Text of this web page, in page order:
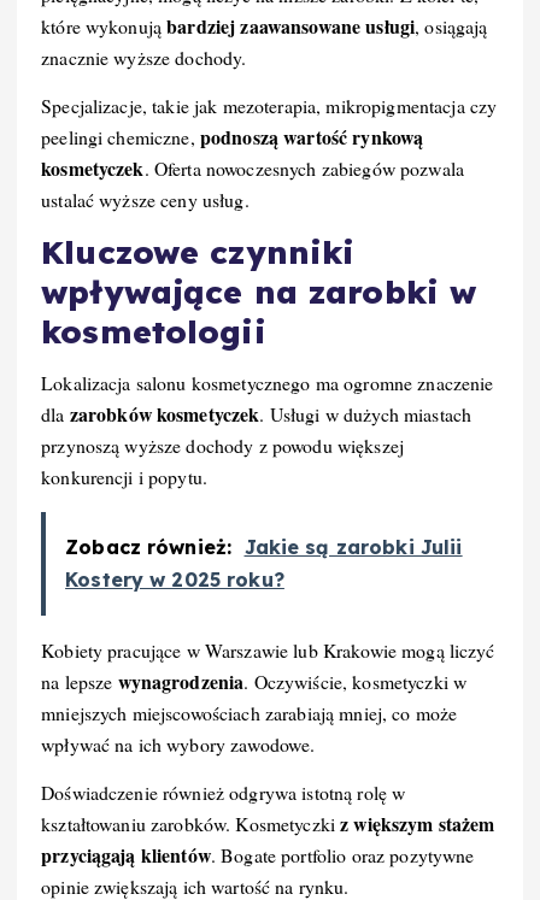
które wykonująbardziej zaawansowane usługi, osiągają
znacznie wyższe dochody.
Specjalizacje, takie jak mezoterapia, mikropigmentacja czy
peelingi chemiczne, podnoszą wartość rynkową
kosmetyczek. Oferta nowoczesnych zabiegów pozwala
ustalać wyższe ceny usług.
Kluczowe czynniki
wpływające na zarobki w
kosmetologii
Lokalizacja salonu kosmetycznego ma ogromne znaczenie
dla zarobków kosmetyczek. Usługi w dużych miastach
przynoszą wyższe dochody z powodu większej
konkurencji i popytu.
Zobacz również: Jakie są zarobki Julii
Kostery w 2025 roku?
Kobiety pracujące w Warszawie lub Krakowie mogą liczyć
na lepsze wynagrodzenia. Oczywiście, kosmetyczki w
mniejszych miejscowościach zarabiają mniej, co może
wpływać na ich wybory zawodowe.
Doświadczenie również odgrywa istotną rolę w
kształtowaniu zarobków. Kosmetyczkiz większym stażem
przyciągają klientów. Bogate portfolio oraz pozytywne
opinie zwiększają ich wartość na rynku.